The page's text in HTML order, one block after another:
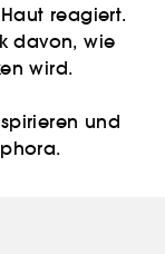
reagiert.
davon, wie
wird.
und